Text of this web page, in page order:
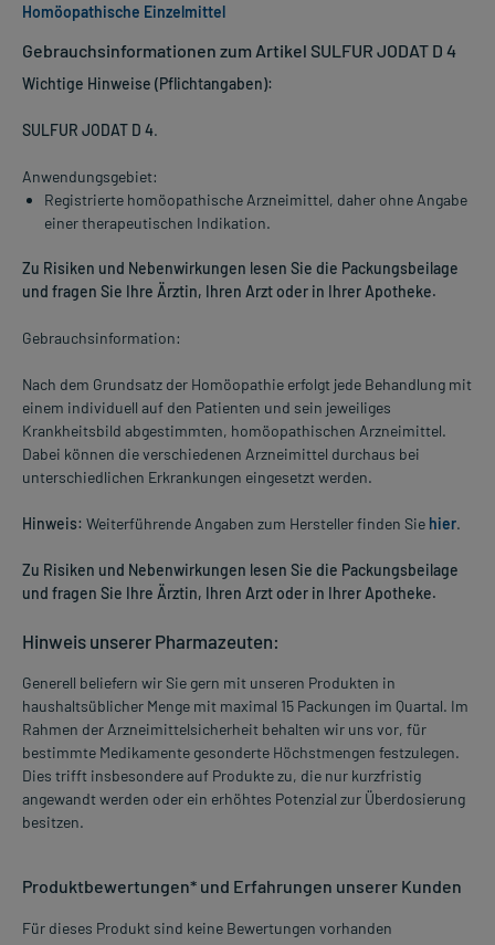
Gebrauchsinformationen zum Artikel SULFUR JODAT D 4
Wichtige Hinweise (Pflichtangaben):
SULFUR JODAT D 4.
Anwendungsgebiet:
Registrierte homöopathische Arzneimittel, daher ohne Angabe
einer therapeutischen Indikation.
Zu Risiken und Nebenwirkungen lesen Sie die Packungsbeilage
und fragen Sie Ihre Ärztin, Ihren Arzt oder in Ihrer Apotheke.
Gebrauchsinformation:
Nach dem Grundsatz der Homöopathie erfolgt jede Behandlung mit
einem individuell auf den Patienten und sein jeweiliges
Krankheitsbild abgestimmten, homöopathischen Arzneimittel.
Dabei können die verschiedenen Arzneimittel durchaus bei
unterschiedlichen Erkrankungen eingesetzt werden.
Hinweis: Weiterführende Angaben zum Hersteller finden Sie hier.
Zu Risiken und Nebenwirkungen lesen Sie die Packungsbeilage
und fragen Sie Ihre Ärztin, Ihren Arzt oder in Ihrer Apotheke.
Hinweis unserer Pharmazeuten:
Generell beliefern wir Sie gern mit unseren Produkten in
haushaltsüblicher Menge mit maximal 15 Packungen im Quartal. Im
Rahmen der Arzneimittelsicherheit behalten wir uns vor, für
bestimmte Medikamente gesonderte Höchstmengen festzulegen.
Dies trifft insbesondere auf Produkte zu, die nur kurzfristig
angewandt werden oder ein erhöhtes Potenzial zur Überdosierung
besitzen.
Produktbewertungen* und Erfahrungen unserer Kunden
Für dieses Produkt sind keine Bewertungen vorhanden
Homöopathische Einzelmittel